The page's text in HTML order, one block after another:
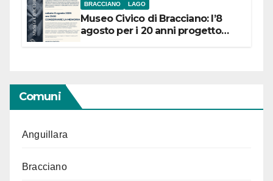
BRACCIANO LAGO
Museo Civico di Bracciano: l’8
agosto per i 20 anni progetto
Comuni
Anguillara
Bracciano